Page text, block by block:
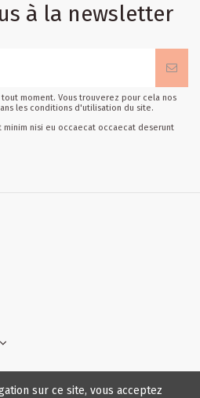
à la newsletter
moment. Vous trouverez pour cela nos
les conditions d'utilisation du site.
minim nisi eu occaecat occaecat deserunt
sur ce site, vous acceptez